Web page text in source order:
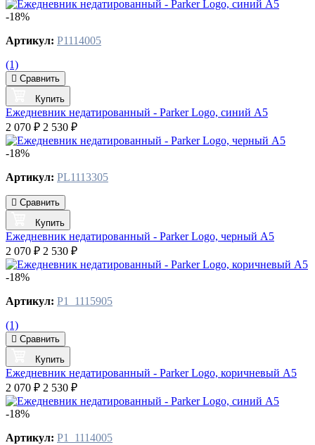
-18%
Артикул: P1114005
(1)
Сравнить
Купить
Ежедневник недатированный - Parker Logo, синий А5
2 070 ₽ 2 530 ₽
-18%
Артикул: PL1113305
Сравнить
Купить
Ежедневник недатированный - Parker Logo, черный А5
2 070 ₽ 2 530 ₽
-18%
Артикул: P1_1115905
(1)
Сравнить
Купить
Ежедневник недатированный - Parker Logo, коричневый А5
2 070 ₽ 2 530 ₽
-18%
Артикул: P1_1114005